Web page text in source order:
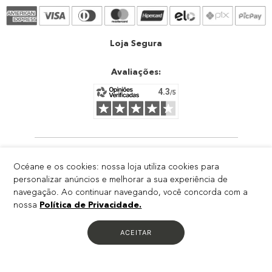
Océane e os cookies: nossa loja utiliza cookies para
personalizar anúncios e melhorar a sua experiência de
navegação. Ao continuar navegando, você concorda com a
nossa Política de Privacidade.
ACEITAR
Loja Segura
Avaliações:
RODOVIA DARLY SANTOS, 4000 - GALPAO VII AREA 01 DARLY
SANTOS - VILA VELHA - ES - CEP: 29103-300
CNPJ: 04.484.321/0007-55
IE: 083.669.13-2
site. Destacamos que os preços previstos no site
prevalecem aos demais anunciados em outros meios de comunicação e sites